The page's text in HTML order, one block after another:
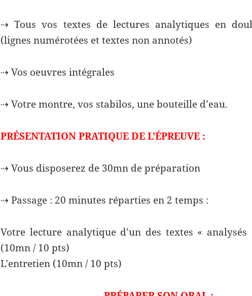
⇢ Tous vos textes de lectures analytiques en
(lignes numérotées et textes non annotés)
⇢ Vos oeuvres intégrales
⇢ Votre montre, vos stabilos, une bouteille d’eau.
PRÉSENTATION PRATIQUE DE L’ÉPREUVE :
⇢ Vous disposerez de 30mn de préparation
⇢ Passage : 20 minutes réparties en 2 temps :
Votre lecture analytique d’un des textes «
(10mn / 10 pts)
L’entretien (10mn / 10 pts)